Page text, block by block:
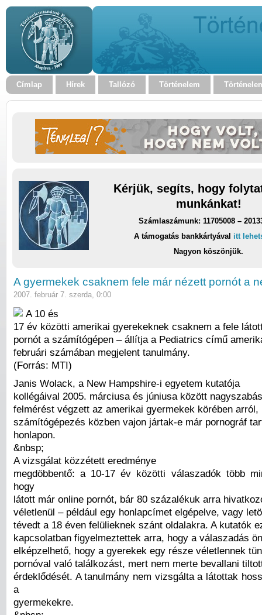
Címlap Hírek Tallózó Történelem
Kérjük, segíts, hogy
munkánkat!
Számlaszámunk: 11705008 –
A támogatás bankkártyával itt
Nagyon köszönjük.
A gyermekek csaknem fele már nézett pornót a
2007. február 7. szerda, 0:00
A 10 és
17 év közötti amerikai gyerekeknek csaknem a fele
pornót a számítógépen – állítja a Pediatrics című
februári számában megjelent tanulmány.
(Forrás: MTI)
Janis Wolack, a New Hampshire-i egyetem kutatója
kollégáival 2005. márciusa és júniusa között
felmérést végzett az amerikai gyermekek körében arról,
számítógépezés közben vajon jártak-e már pornográf
honlapon.
&nbsp;
A vizsgálat közzétett eredménye
megdöbbentő: a 10-17 év közötti válaszadók több
hogy
látott már online pornót, bár 80 százalékuk arra
véletlenül – például egy honlapcímet elgépelve, vagy
tévedt a 18 éven felülieknek szánt oldalakra. A kutatók
kapcsolatban figyelmeztettek arra, hogy a válaszadás
elképzelhető, hogy a gyerekek egy része véletlennek
pornóval való találkozást, mert nem merte bevallani
érdeklődését. A tanulmány nem vizsgálta a látottak
a
gyermekekre.